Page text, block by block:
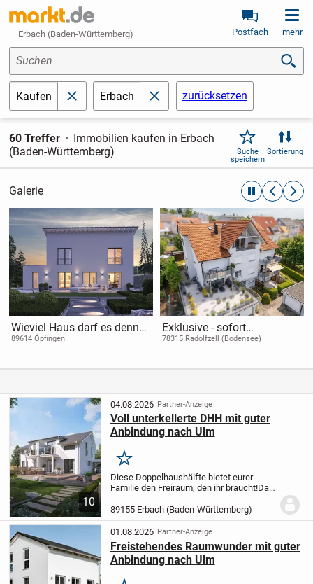
Erbach (Baden-Württemberg) Postfach mehr
Suchen
Kaufen schließenErbach schließenzurücksetzen
60 Treffer
Immobilien kaufen in Erbach
(Baden-Württemberg)
Suche
speichern
Sortierung
Galerie automatische
Wieviel Haus darf es denn
sein ?
89614 Öpfingen
Exklusive - sofort
beziehbare - 4-Zimmer-
der Weinburg in Radolfzell
78315 Radolfzell (Bodensee)
10
04.08.2026 Partner-Anzeige
Voll unterkellerte DHH mit guter
Anbindung nach Ulm
Merken
Diese Doppelhaushälfte bietet eurer
Familie den Freiraum, den ihr braucht!Das
großzügige Lebensbereich lädt zum
gemeinsamen Kochen oder auch zu
Spiele- oder...
89155 Erbach (Baden-Württemberg)
01.08.2026 Partner-Anzeige
Freistehendes Raumwunder mit guter
Anbindung nach Ulm